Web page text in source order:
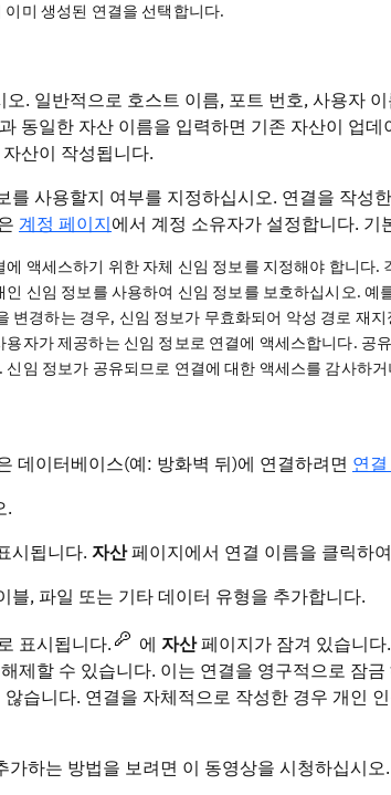
이미 생성된 연결을 선택합니다.
. 일반적으로 호스트 이름, 포트 번호, 사용자
동일한 자산 이름을 입력하면 기존 자산이 업
산이 작성됩니다.
사용할지 여부를 지정하십시오. 연결을 작성
계정 페이지에서 계정 소유자가 설정합니다. 기
액세스하기 위한 자체 신임 정보를 지정해야 합니다.
신임 정보를 사용하여 신임 정보를 보호하십시오. 예
변경하는 경우, 신임 정보가 무효화되어 악성 경로 재
자가 제공하는 신임 정보로 연결에 액세스합니다. 공
임 정보가 공유되므로 연결에 대한 액세스를 감사하
데이터베이스(예: 방화벽 뒤)에 연결하려면 연
.
시됩니다. 자산페이지에서 연결 이름을 클릭하
블, 파일 또는 기타 데이터 유형을 추가합니다.
표시됩니다. 에 자산페이지가 잠겨 있습니다
제할 수 있습니다. 이는 연결을 영구적으로 잠
습니다. 연결을 자체적으로 작성한 경우 개인
하는 방법을 보려면 이 동영상을 시청하십시오.